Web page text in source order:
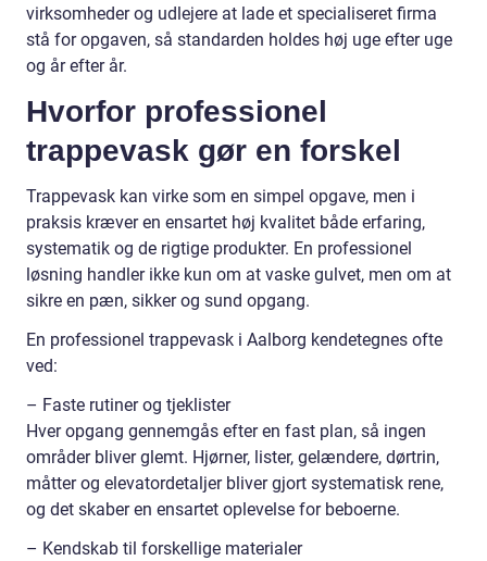
virksomheder og udlejere at lade et specialiseret firma
stå for opgaven, så standarden holdes høj uge efter uge
og år efter år.
Hvorfor professionel
trappevask gør en forskel
Trappevask kan virke som en simpel opgave, men i
praksis kræver en ensartet høj kvalitet både erfaring,
systematik og de rigtige produkter. En professionel
løsning handler ikke kun om at vaske gulvet, men om at
sikre en pæn, sikker og sund opgang.
En professionel trappevask i Aalborg kendetegnes ofte
ved:
– Faste rutiner og tjeklister
Hver opgang gennemgås efter en fast plan, så ingen
områder bliver glemt. Hjørner, lister, gelændere, dørtrin,
måtter og elevatordetaljer bliver gjort systematisk rene,
og det skaber en ensartet oplevelse for beboerne.
– Kendskab til forskellige materialer